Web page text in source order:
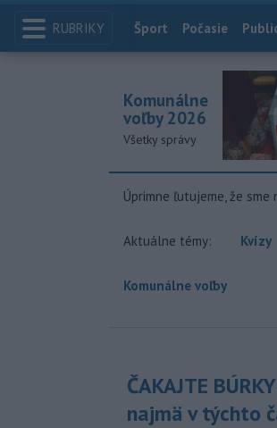
RUBRIKY Index
Šport Počasie
Komunálne
voľby 2026
Všetky správy
Úprimne ľutujeme, že
Aktuálne témy: Kvízy
Komunálne voľby
ČAKAJTE
najmä v týchto